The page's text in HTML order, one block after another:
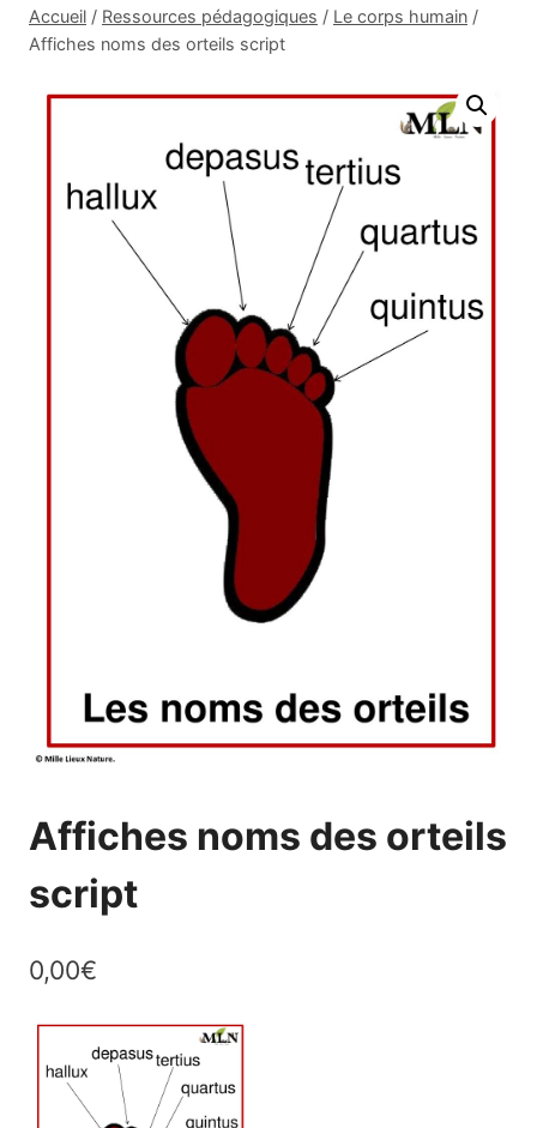
Accueil / Ressources pédagogiques / Le corps humain /
Affiches noms des orteils script
Affiches noms des orteils
script
0,00€